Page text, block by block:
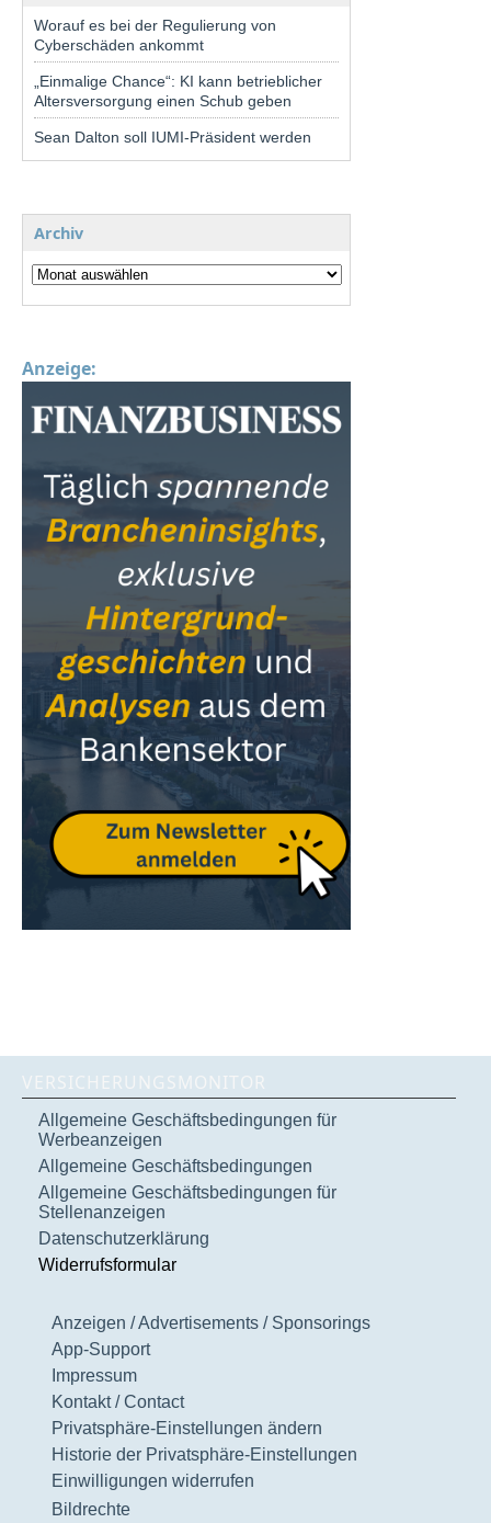
Worauf es bei der Regulierung von
Cyberschäden ankommt
„Einmalige Chance“: KI kann betrieblicher
Altersversorgung einen Schub geben
Sean Dalton soll IUMI-Präsident werden
Archiv
Anzeige:
VERSICHERUNGSMONITOR
Allgemeine Geschäftsbedingungen für
Werbeanzeigen
Allgemeine Geschäftsbedingungen
Allgemeine Geschäftsbedingungen für
Stellenanzeigen
Datenschutzerklärung
Widerrufsformular
Anzeigen / Advertisements / Sponsorings
App-Support
Impressum
Kontakt / Contact
Privatsphäre-Einstellungen ändern
Historie der Privatsphäre-Einstellungen
Einwilligungen widerrufen
Bildrechte